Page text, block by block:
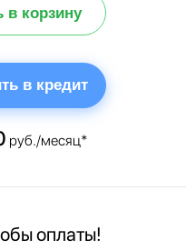
в корзину
в кредит
руб./месяц*
оплаты!